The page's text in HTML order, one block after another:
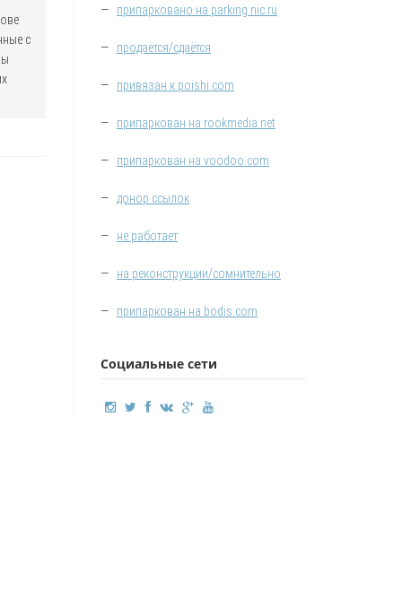
с
— припарковано на parking.nic.ru
— продаётся/сдаётся
— привязан к poishi.com
— припаркован на rookmedia.net
— припаркован на voodoo.com
— донор ссылок
— не работает
— на реконструкции/сомнительно
— припаркован на bodis.com
Социальные сети